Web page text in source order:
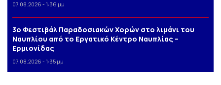
07.08.2026 - 1:36 μμ
3o Φεστιβάλ Παραδοσιακών Χορών στο λιμάνι του
Ναυπλίου από το Εργατικό Κέντρο Ναυπλίας –
Ερμιονίδας
07.08.2026 - 1:35 μμ